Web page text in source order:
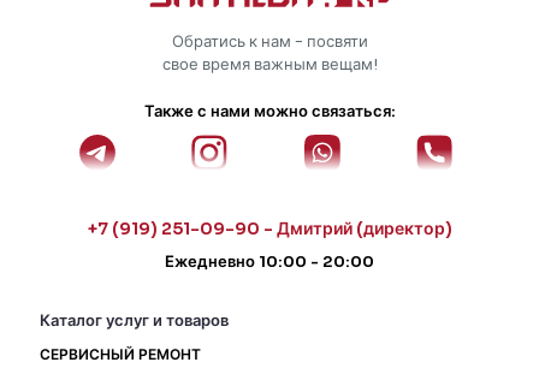
Обратись к нам - посвяти
свое время важным вещам!
Также с нами можно связаться:
+7 (919) 251-09-90 - Дмитрий (директор)
Ежедневно 10:00 - 20:00
Каталог услуг и товаров
СЕРВИСНЫЙ РЕМОНТ